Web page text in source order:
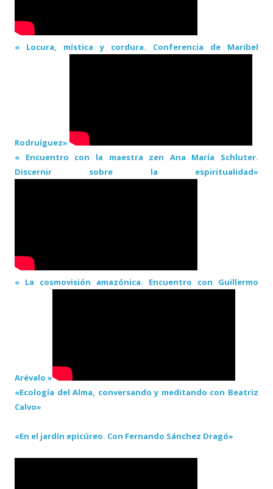
« Locura, mística y cordura. Conferencia de Maribel
Rodruíguez»
« Encuentro con la maestra zen Ana María Schluter.
Discernir sobre la espiritualidad»
« La cosmovisión amazónica. Encuentro con Guillermo
Arévalo »
«Ecología del Alma, conversando y meditando con Beatriz
Calvo»
«En el jardín epicúreo. Con Fernando Sánchez Dragó»